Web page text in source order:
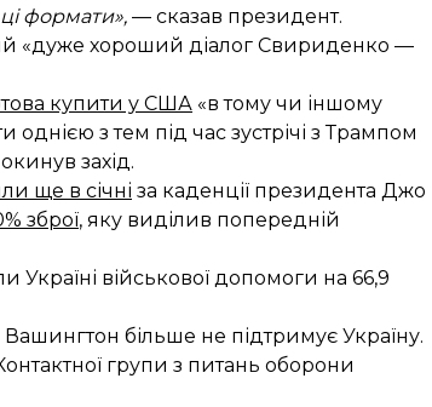
формати», — сказав президент.
«дуже хороший діалог Свириденко —
купити у США «в тому чи іншому
однією з тем під час зустрічі з Трампом
захід .
ще в січні за каденції президента Джо
зброї, яку виділив попередній
Україні військової допомоги на 66,9
більше не підтримує Україну.
групи з питань оборони